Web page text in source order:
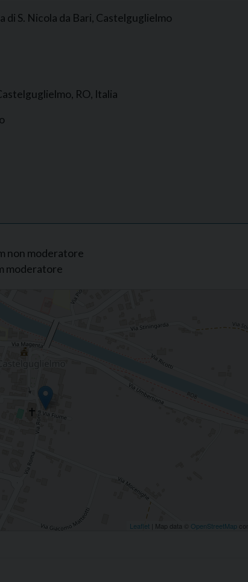
di S. Nicola da Bari, Castelguglielmo
RO, Italia
non moderatore
moderatore
Leaflet | Map data © OpenStreetMap